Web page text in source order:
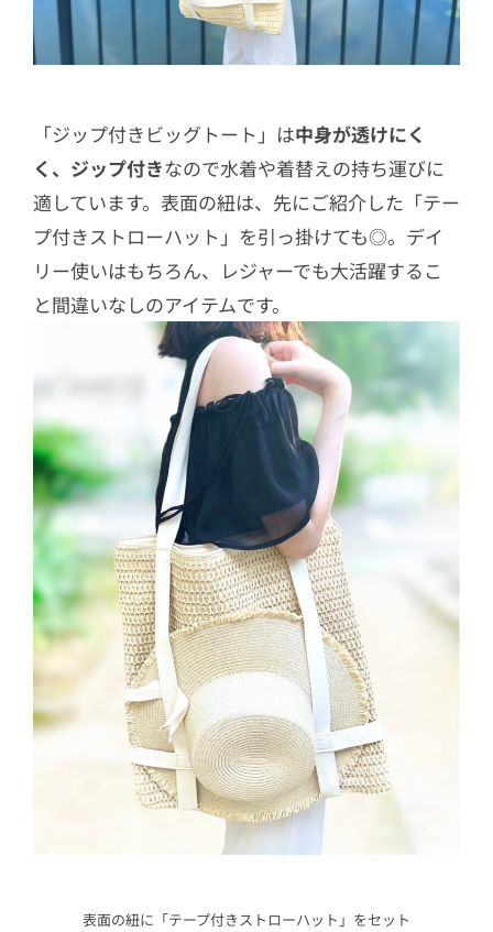
「ジップ付きビッグトート」は中身が透けにく
く、ジップ付きなので水着や着替えの持ち運びに
適しています。表面の紐は、先にご紹介した「テー
プ付きストローハット」を引っ掛けても◎。デイ
リー使いはもちろん、レジャーでも大活躍するこ
と間違いなしのアイテムです。
表面の紐に「テープ付きストローハット」をセット